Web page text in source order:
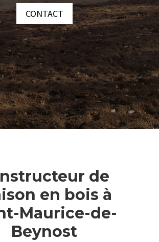
CONTACT
de
en bois à
Maurice-de-
Beynost